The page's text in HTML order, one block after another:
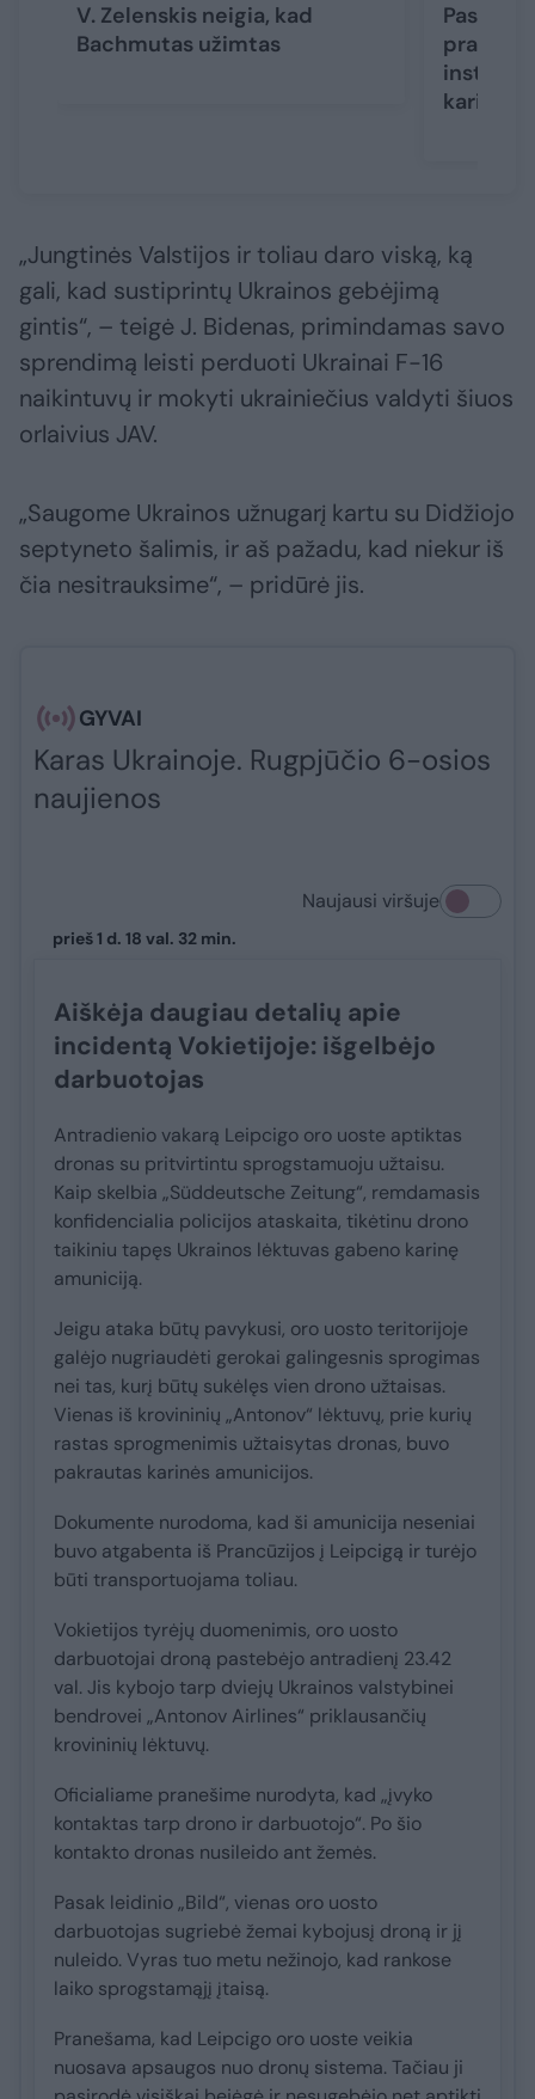
V. Zelenskis neigia, kad
Bachmutas užimtas
„Jungtinės Valstijos ir toliau daro viską, ką
gali, kad sustiprintų Ukrainos gebėjimą
gintis“, – teigė J. Bidenas, primindamas savo
sprendimą leisti perduoti Ukrainai F-16
naikintuvų ir mokyti ukrainiečius valdyti šiuos
orlaivius JAV.
„Saugome Ukrainos užnugarį kartu su Didžiojo
septyneto šalimis, ir aš pažadu, kad niekur iš
čia nesitrauksime“, – pridūrė jis.
GYVAI
Karas Ukrainoje. Rugpjūčio 6-osios
naujienos
Naujausi viršuje
prieš 1 d. 18 val. 32 min.
Aiškėja daugiau detalių apie
incidentą Vokietijoje: išgelbėjo
darbuotojas
Antradienio vakarą Leipcigo oro uoste aptiktas
dronas su pritvirtintu sprogstamuoju užtaisu.
Kaip skelbia „Süddeutsche Zeitung“, remdamasis
konfidencialia policijos ataskaita, tikėtinu drono
taikiniu tapęs Ukrainos lėktuvas gabeno karinę
amuniciją.
Jeigu ataka būtų pavykusi, oro uosto teritorijoje
galėjo nugriaudėti gerokai galingesnis sprogimas
nei tas, kurį būtų sukėlęs vien drono užtaisas.
Vienas iš krovininių „Antonov“ lėktuvų, prie kurių
rastas sprogmenimis užtaisytas dronas, buvo
pakrautas karinės amunicijos.
Dokumente nurodoma, kad ši amunicija neseniai
buvo atgabenta iš Prancūzijos į Leipcigą ir turėjo
būti transportuojama toliau.
Vokietijos tyrėjų duomenimis, oro uosto
darbuotojai droną pastebėjo antradienį 23.42
val. Jis kybojo tarp dviejų Ukrainos valstybinei
bendrovei „Antonov Airlines“ priklausančių
krovininių lėktuvų.
Oficialiame pranešime nurodyta, kad „įvyko
kontaktas tarp drono ir darbuotojo“. Po šio
kontakto dronas nusileido ant žemės.
Pasak leidinio „Bild“, vienas oro uosto
darbuotojas sugriebė žemai kybojusį droną ir jį
nuleido. Vyras tuo metu nežinojo, kad rankose
laiko sprogstamąjį įtaisą.
Pranešama, kad Leipcigo oro uoste veikia
nuosava apsaugos nuo dronų sistema. Tačiau ji